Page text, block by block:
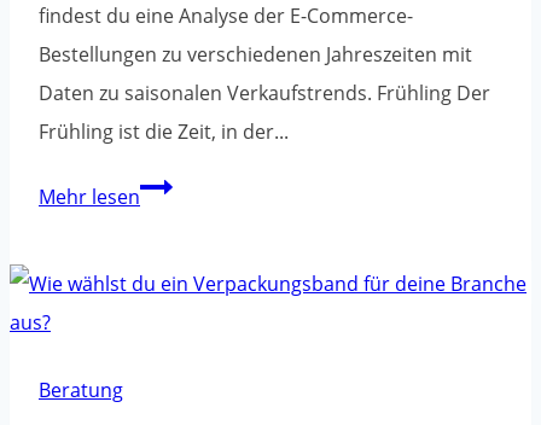
findest du eine Analyse der E-Commerce-
Bestellungen zu verschiedenen Jahreszeiten mit
Daten zu saisonalen Verkaufstrends. Frühling Der
Frühling ist die Zeit, in der...
Mehr lesenAnalyse
Commerce-
Beratung